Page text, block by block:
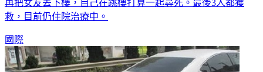
再把女友丟下樓，自己在跳樓打算一起尋死。最後3人都獲
救，目前仍住院治療中。
國際